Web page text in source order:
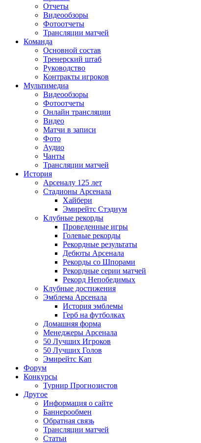
Отчеты
Видеообзоры
Фотоотчеты
Трансляции матчей
Команда
Основной состав
Тренерский штаб
Руководство
Контракты игроков
Мультимедиа
Видеообзоры
Фотоотчеты
Онлайн трансляции
Видео
Матчи в записи
Фото
Аудио
Чанты
Трансляции матчей
История
Арсеналу 125 лет
Стадионы Арсенала
Хайбери
Эмирейтс Стэдиум
Клубные рекорды
Проведенные игры
Голевые рекорды
Рекордные результаты
Дебюты Арсенала
Рекорды со Шпорами
Рекордные серии матчей
Рекорд Непобедимых
Клубные достижения
Эмблема Арсенала
История эмблемы
Герб на футболках
Домашняя форма
Менеджеры Арсенала
50 Лучших Игроков
50 Лучших Голов
Эмирейтс Кап
Форум
Конкурсы
Турнир Прогнозистов
Другое
Информация о сайте
Баннерообмен
Обратная связь
Трансляции матчей
Статьи